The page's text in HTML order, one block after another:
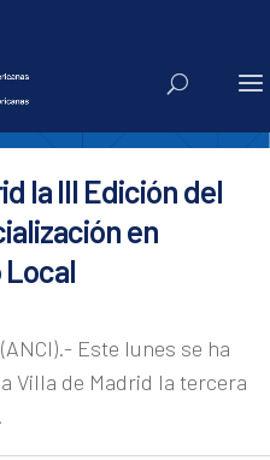
la III Edición del
en
Local
Este lunes se ha
Villa de Madrid la tercera